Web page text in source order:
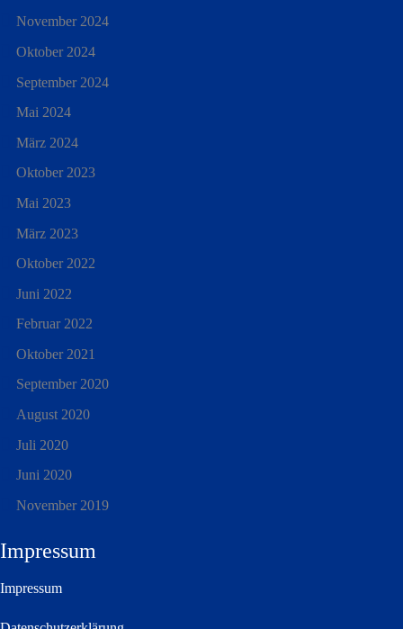
November 2024
Oktober 2024
September 2024
Mai 2024
März 2024
Oktober 2023
Mai 2023
März 2023
Oktober 2022
Juni 2022
Februar 2022
Oktober 2021
September 2020
August 2020
Juli 2020
Juni 2020
November 2019
Impressum
Impressum